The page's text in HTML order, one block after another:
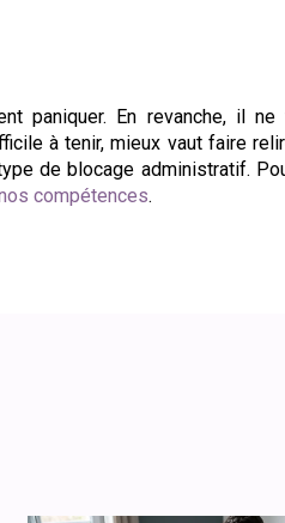
paniquer. En revanche, il
à tenir, mieux vaut faire
de blocage administratif.
compétences.